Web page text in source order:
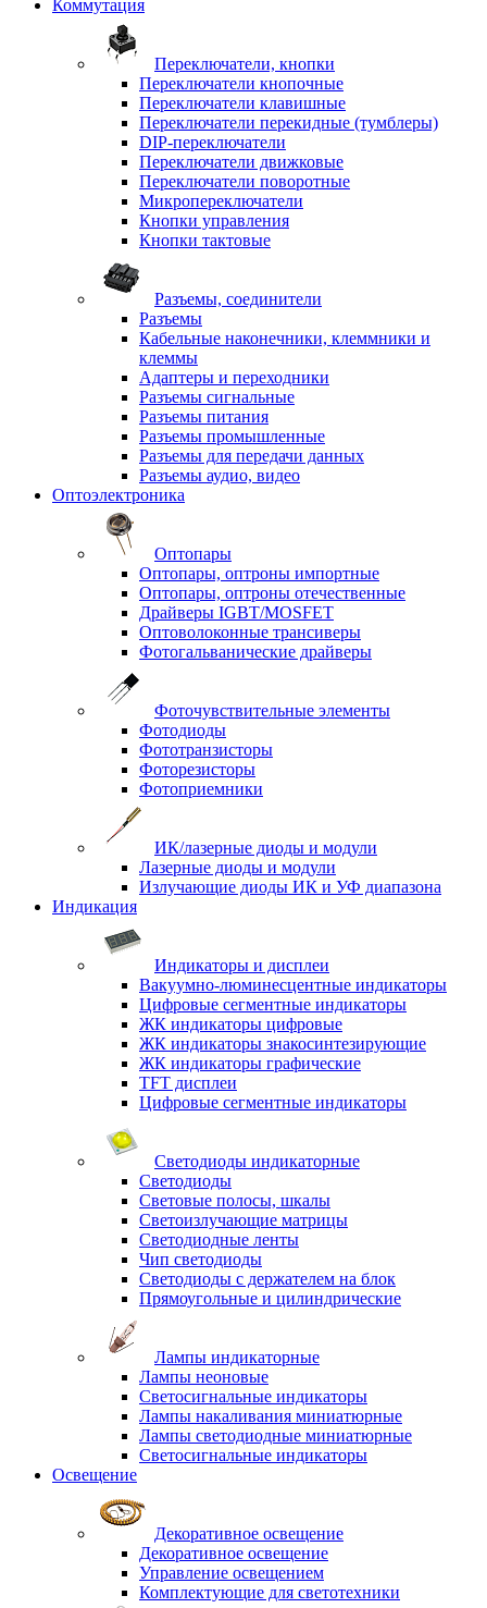
Коммутация
Переключатели, кнопки
Переключатели кнопочные
Переключатели клавишные
Переключатели перекидные (тумблеры)
DIP-переключатели
Переключатели движковые
Переключатели поворотные
Микропереключатели
Кнопки управления
Кнопки тактовые
Разъемы, соединители
Разъемы
Кабельные наконечники, клеммники и
клеммы
Адаптеры и переходники
Разъемы сигнальные
Разъемы питания
Разъемы промышленные
Разъемы для передачи данных
Разъемы аудио, видео
Оптоэлектроника
Оптопары
Оптопары, оптроны импортные
Оптопары, оптроны отечественные
Драйверы IGBT/MOSFET
Оптоволоконные трансиверы
Фотогальванические драйверы
Фоточувствительные элементы
Фотодиоды
Фототранзисторы
Фоторезисторы
Фотоприемники
ИК/лазерные диоды и модули
Лазерные диоды и модули
Излучающие диоды ИК и УФ диапазона
Индикация
Индикаторы и дисплеи
Вакуумно-люминесцентные индикаторы
Цифровые сегментные индикаторы
ЖК индикаторы цифровые
ЖК индикаторы знакосинтезирующие
ЖК индикаторы графические
TFT дисплеи
Цифровые сегментные индикаторы
Светодиоды индикаторные
Светодиоды
Световые полосы, шкалы
Светоизлучающие матрицы
Светодиодные ленты
Чип светодиоды
Светодиоды с держателем на блок
Прямоугольные и цилиндрические
Лампы индикаторные
Лампы неоновые
Светосигнальные индикаторы
Лампы накаливания миниатюрные
Лампы светодиодные миниатюрные
Светосигнальные индикаторы
Освещение
Декоративное освещение
Декоративное освещение
Управление освещением
Комплектующие для светотехники